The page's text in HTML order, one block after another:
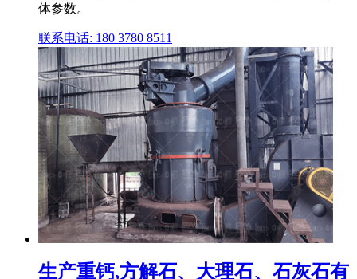
体参数。
联系电话: 180 3780 8511
生产重钙,方解石、大理石、石灰石有